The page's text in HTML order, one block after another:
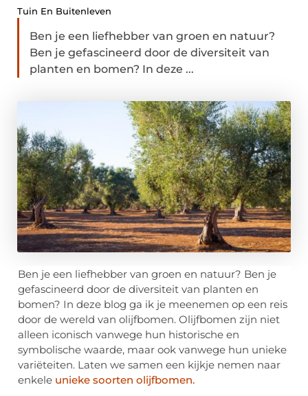
Tuin En Buitenleven
Ben je een liefhebber van groen en natuur?
Ben je gefascineerd door de diversiteit van
planten en bomen? In deze ...
Ben je een liefhebber van groen en natuur? Ben je
gefascineerd door de diversiteit van planten en
bomen? In deze blog ga ik je meenemen op een reis
door de wereld van olijfbomen. Olijfbomen zijn niet
alleen iconisch vanwege hun historische en
symbolische waarde, maar ook vanwege hun unieke
variëteiten. Laten we samen een kijkje nemen naar
enkele unieke soorten olijfbomen.